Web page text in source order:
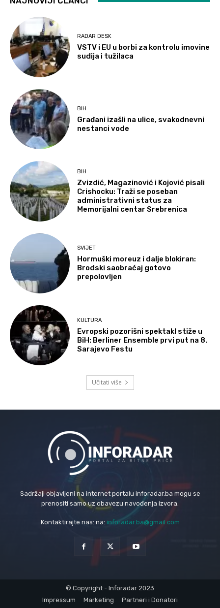
RADAR DESK
VSTV i EU u borbi za kontrolu imovine
sudija i tužilaca
BIH
Građani izašli na ulice, svakodnevni
nestanci vode
BIH
Zvizdić, Magazinović i Kojović pisali
Crishocku: Traži se poseban
administrativni status za
Memorijalni centar Srebrenica
SVIJET
Hormuški moreuz i dalje blokiran:
Brodski saobraćaj gotovo
prepolovljen
KULTURA
Evropski pozorišni spektakl stiže u
BiH: Berliner Ensemble prvi put na 8.
Sarajevo Festu
Učitati više
Sadržaji objavljeni na internet portalu inforadar.ba mogu se
prenositi samo uz obavezu navođenja izvora.
Kontaktirajte nas: na: inforadar.ba@gmail.com
© Copyright - Inforadar 2023
Impressum
Marketing Partneri i Donatori